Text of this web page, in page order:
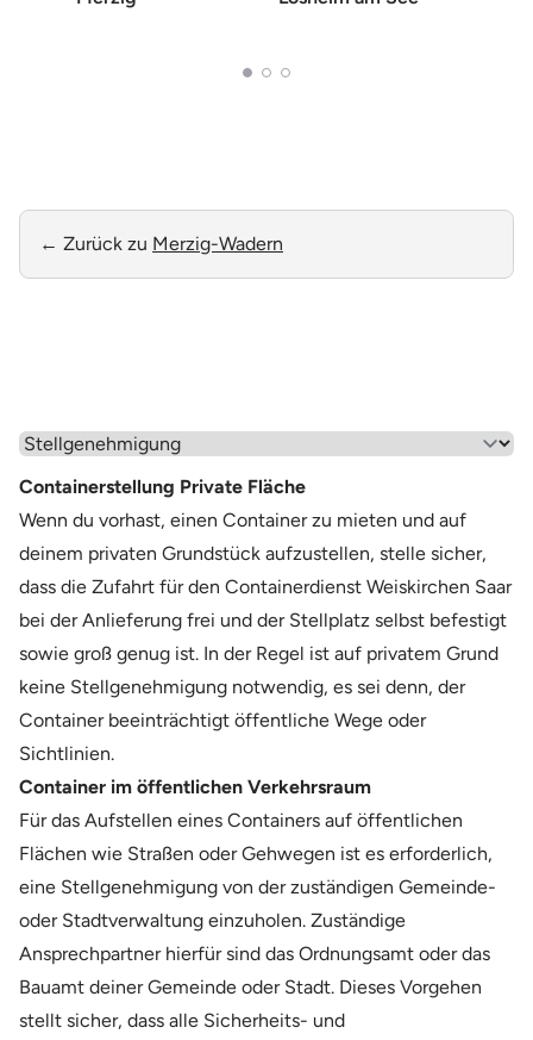
← Zurück zu Merzig-Wadern
Wähle einen Menüpunkt aus
Containerstellung Private Fläche
Wenn du vorhast, einen Container zu mieten und auf
deinem privaten Grundstück aufzustellen, stelle sicher,
dass die Zufahrt für den Containerdienst Weiskirchen Saar
bei der Anlieferung frei und der Stellplatz selbst befestigt
sowie groß genug ist. In der Regel ist auf privatem Grund
keine Stellgenehmigung notwendig, es sei denn, der
Container beeinträchtigt öffentliche Wege oder
Sichtlinien.
Container im öffentlichen Verkehrsraum
Für das Aufstellen eines Containers auf öffentlichen
Flächen wie Straßen oder Gehwegen ist es erforderlich,
eine Stellgenehmigung von der zuständigen Gemeinde-
oder Stadtverwaltung einzuholen. Zuständige
Ansprechpartner hierfür sind das Ordnungsamt oder das
Bauamt deiner Gemeinde oder Stadt. Dieses Vorgehen
stellt sicher, dass alle Sicherheits- und